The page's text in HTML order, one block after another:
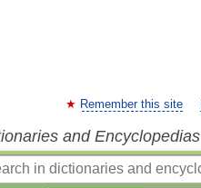
Remember this site
and Encyclopedias